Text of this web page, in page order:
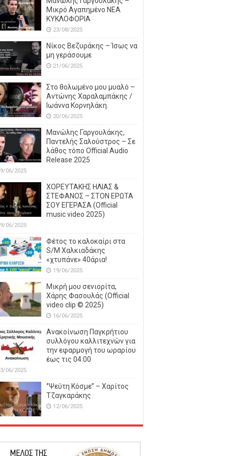
Μικρό Αγαπημένο NEΑ
ΚΥΚΛΟΦΟΡΙΑ
23/08/2025
Νίκος Βεζυράκης – Ίσως να
μη γεράσουμε
21/06/2025
Στο θολωμένο μου μυαλό –
Αντώνης Χαραλαμπάκης /
Ιωάννα Κορνηλάκη.
20/06/2025
Μανώλης Γαργουλάκης,
Παντελής Σαλούστρος – Σε
λάθος τόπο Official Audio
Release 2025
06/2025
ΧΟΡΕΥΤΑΚΗΣ ΗΛΙΑΣ &
ΣΤΕΦΑΝΟΣ – ΣΤΟΝ ΕΡΩΤΑ
ΣΟΥ ΕΓΕΡΑΣΑ (Official
music video 2025)
06/2025
Φέτος το καλοκαίρι στα
S/M Χαλκιαδάκης
«χτυπάνε» 40άρια!
19/06/2025
Μικρή μου σενιορίτα,
Χάρης Φασουλάς (Official
video clip © 2025)
16/06/2025
Ανακοίνωση Παγκρήτιου
συλλόγου καλλιτεχνών για
την εφαρμογή του ωραρίου
έως τις 04:00
06/2025
‘’Ψεύτη Κόσμε’’ – Χαρίτος
Τζαγκαράκης
12/06/2025